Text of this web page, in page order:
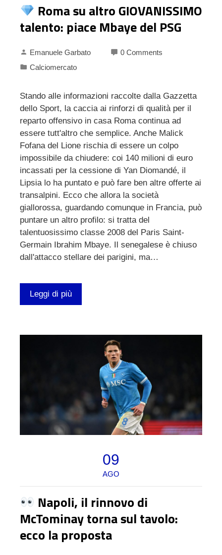
Roma su altro GIOVANISSIMO
talento: piace Mbaye del PSG
Emanuele Garbato
0 Comments
Calciomercato
Stando alle informazioni raccolte dalla Gazzetta
dello Sport, la caccia ai rinforzi di qualità per il
reparto offensivo in casa Roma continua ad
essere tutt'altro che semplice. Anche Malick
Fofana del Lione rischia di essere un colpo
impossibile da chiudere: coi 140 milioni di euro
incassati per la cessione di Yan Diomandé, il
Lipsia lo ha puntato e può fare ben altre offerte ai
transalpini. Ecco che allora la società
giallorossa, guardando comunque in Francia, può
puntare un altro profilo: si tratta del
talentuosissimo classe 2008 del Paris Saint-
Germain Ibrahim Mbaye. Il senegalese è chiuso
dall'attacco stellare dei parigini, ma…
Leggi di più
09
AGO
Napoli, il rinnovo di
McTominay torna sul tavolo:
ecco la proposta